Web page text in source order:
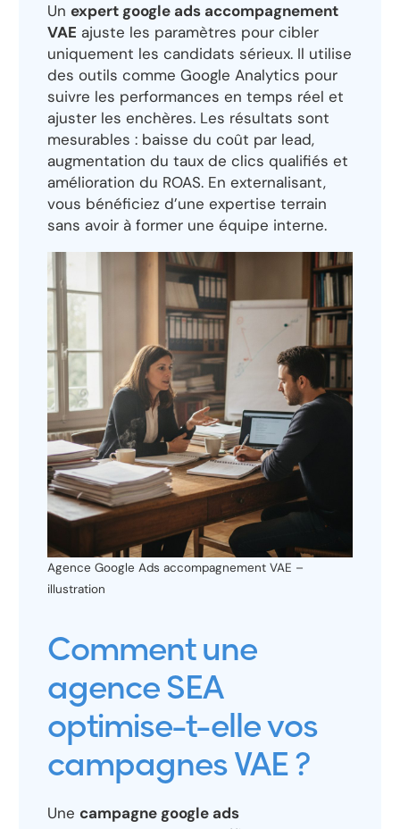
Un expert google ads accompagnement
VAE ajuste les paramètres pour cibler
uniquement les candidats sérieux. Il utilise
des outils comme Google Analytics pour
suivre les performances en temps réel et
ajuster les enchères. Les résultats sont
mesurables : baisse du coût par lead,
augmentation du taux de clics qualifiés et
amélioration du ROAS. En externalisant,
vous bénéficiez d’une expertise terrain
sans avoir à former une équipe interne.
Agence Google Ads accompagnement VAE –
illustration
Comment une
agence SEA
optimise-t-elle vos
campagnes VAE ?
Une campagne google ads